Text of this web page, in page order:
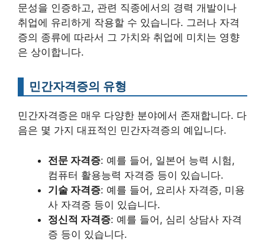
문성을 인증하고, 관련 직종에서의 경력 개발이나
취업에 유리하게 작용할 수 있습니다. 그러나 자격
증의 종류에 따라서 그 가치와 취업에 미치는 영향
은 상이합니다.
민간자격증의 유형
민간자격증은 매우 다양한 분야에서 존재합니다. 다
음은 몇 가지 대표적인 민간자격증의 예입니다.
전문 자격증: 예를 들어, 일본어 능력 시험,
컴퓨터 활용능력 자격증 등이 있습니다.
기술 자격증: 예를 들어, 요리사 자격증, 미용
사 자격증 등이 있습니다.
정신적 자격증: 예를 들어, 심리 상담사 자격
증 등이 있습니다.